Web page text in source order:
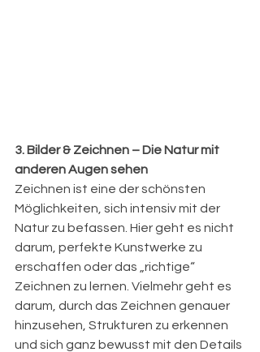
3. Bilder & Zeichnen – Die Natur mit
anderen Augen sehen
Zeichnen ist eine der schönsten
Möglichkeiten, sich intensiv mit der
Natur zu befassen. Hier geht es nicht
darum, perfekte Kunstwerke zu
erschaffen oder das „richtige“
Zeichnen zu lernen. Vielmehr geht es
darum, durch das Zeichnen genauer
hinzusehen, Strukturen zu erkennen
und sich ganz bewusst mit den Details